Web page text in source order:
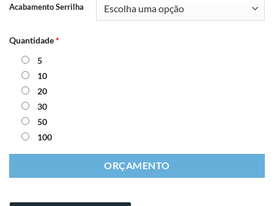
Acabamento Serrilha
Quantidade*
5
10
20
30
50
100
ORÇAMENTO